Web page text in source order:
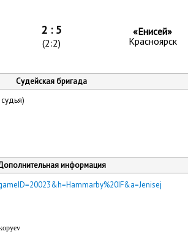
2 : 5
(2:2)
«Енисей»
Красноярск
Судейская бригада
информация